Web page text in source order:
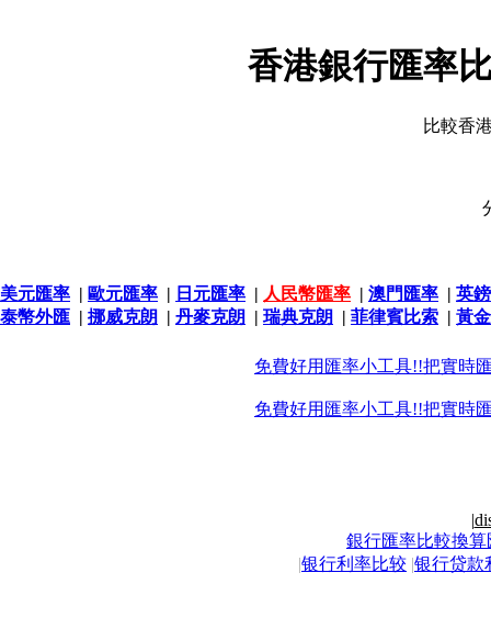
香港銀行匯率
比較香
美元匯率 | 歐元匯率 | 日元匯率 | 人民幣匯率 | 澳門匯率 | 英
泰幣外匯 | 挪威克朗 | 丹麥克朗 | 瑞典克朗 | 菲律賓比索 | 黃
免費好用匯率小工具!!把實時
免費好用匯率小工具!!把實時
|
銀行匯率比較換算
|银行利率比较 |银行贷款